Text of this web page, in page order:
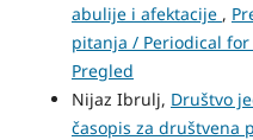
abulije i afektacije ,
pitanja / Periodical for
Pregled
Nijaz Ibrulj, Društvo
časopis za društvena